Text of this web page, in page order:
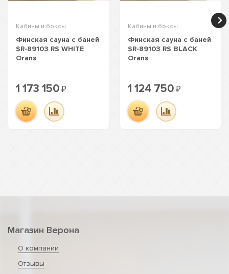
Кабины и боксы
Финская сауна с баней
SR-89103 RS WHITE
Orans
1 173 150 ₽
Кабины и боксы
Финская сауна с баней
SR-89103 RS BLACK
Orans
1 124 750 ₽
Магазин Верона
О компании
Отзывы